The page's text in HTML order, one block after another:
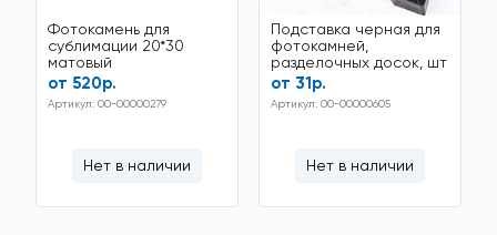
Фотокамень для
сублимации 20*30
матовый
от 520р.
Артикул: 00-00000279
Нет в наличии
Подставка черная для
фотокамней,
разделочных досок, шт
от 31р.
Артикул: 00-00000605
Нет в наличии